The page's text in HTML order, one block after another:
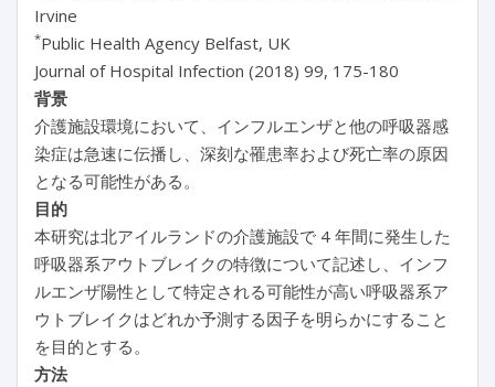
Irvine
*Public Health Agency Belfast, UK
Journal of Hospital Infection (2018) 99, 175-180
背景
介護施設環境において、インフルエンザと他の呼吸器感
染症は急速に伝播し、深刻な罹患率および死亡率の原因
となる可能性がある。
目的
本研究は北アイルランドの介護施設で 4 年間に発生した
呼吸器系アウトブレイクの特徴について記述し、インフ
ルエンザ陽性として特定される可能性が高い呼吸器系ア
ウトブレイクはどれか予測する因子を明らかにすること
を目的とする。
方法